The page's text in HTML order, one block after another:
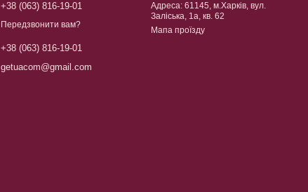
+38 (063) 816-19-01
Передзвонити вам?
+38 (063) 816-19-01
getuacom@gmail.com
Адреса: 61145, м.Харків, вул.
Заліська, 1а, кв. 62
Мапа проїзду